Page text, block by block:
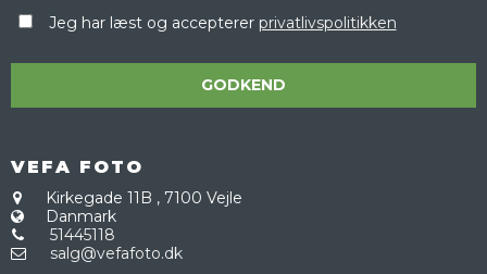
Jeg har læst og accepterer privatlivspolitikken
GODKEND
VEFA FOTO
Kirkegade 11B , 7100 Vejle
Danmark
51445118
salg@vefafoto.dk